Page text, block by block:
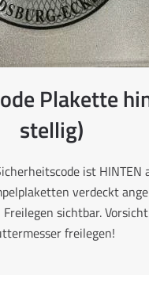
Plakette
stellig)
ist HINTEN
verdeckt
sichtbar.
freilegen!